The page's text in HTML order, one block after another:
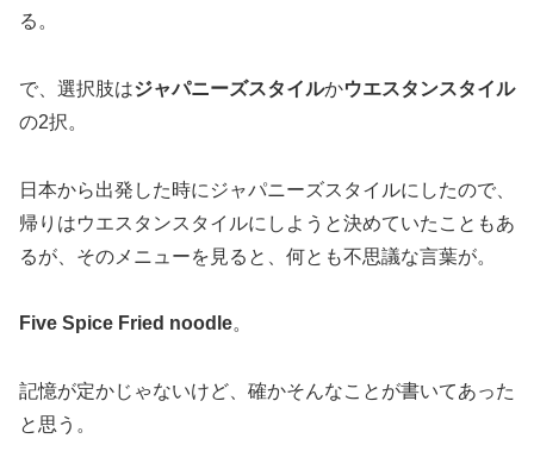
る。
で、選択肢はジャパニーズスタイルかウエスタンスタイル
の2択。
日本から出発した時にジャパニーズスタイルにしたので、
帰りはウエスタンスタイルにしようと決めていたこともあ
るが、そのメニューを見ると、何とも不思議な言葉が。
Five Spice Fried noodle。
記憶が定かじゃないけど、確かそんなことが書いてあった
と思う。